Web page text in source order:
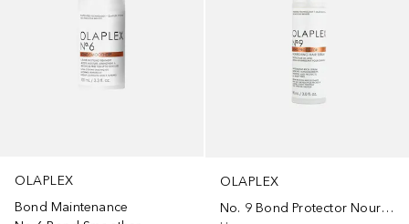
OLAPLEX
Bond Maintenance
OLAPLEX
No. 9 Bond Protector Nourishing Hair Serum